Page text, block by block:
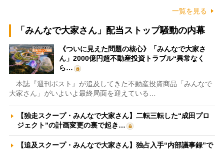
一覧を見る
「みんなで大家さん」配当ストップ騒動の内幕
《ついに見えた問題の核心》「みんなで大家さ
ん」2000億円超不動産投資トラブル“異常なく
ら…
本誌『週刊ポスト』が追及してきた不動産投資商品「みんなで
大家さん」がいよいよ最終局面を迎えている…
【独走スクープ・みんなで大家さん】二転三転した“成田プロ
ジェクト”の計画変更の裏で起き…
【追及スクープ・みんなで大家さん】独占入手“内部議事録”で